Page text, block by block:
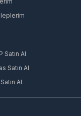
Satın Al
Satın Al
Al